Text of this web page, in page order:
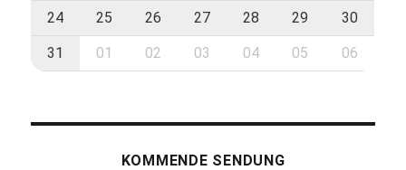
24 25 26 27 28 29 30
31 01 02 03 04 05 06
KOMMENDE SENDUNG